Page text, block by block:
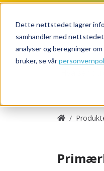
Dette nettstedet lagrer
samhandler med
analyser og beregninger
bruker, se vår